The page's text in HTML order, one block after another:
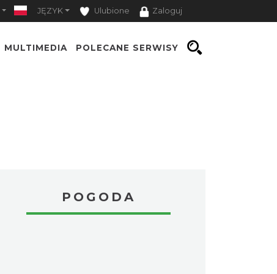
JĘZYK Ulubione Zaloguj
MULTIMEDIA POLECANE SERWISY
POGODA